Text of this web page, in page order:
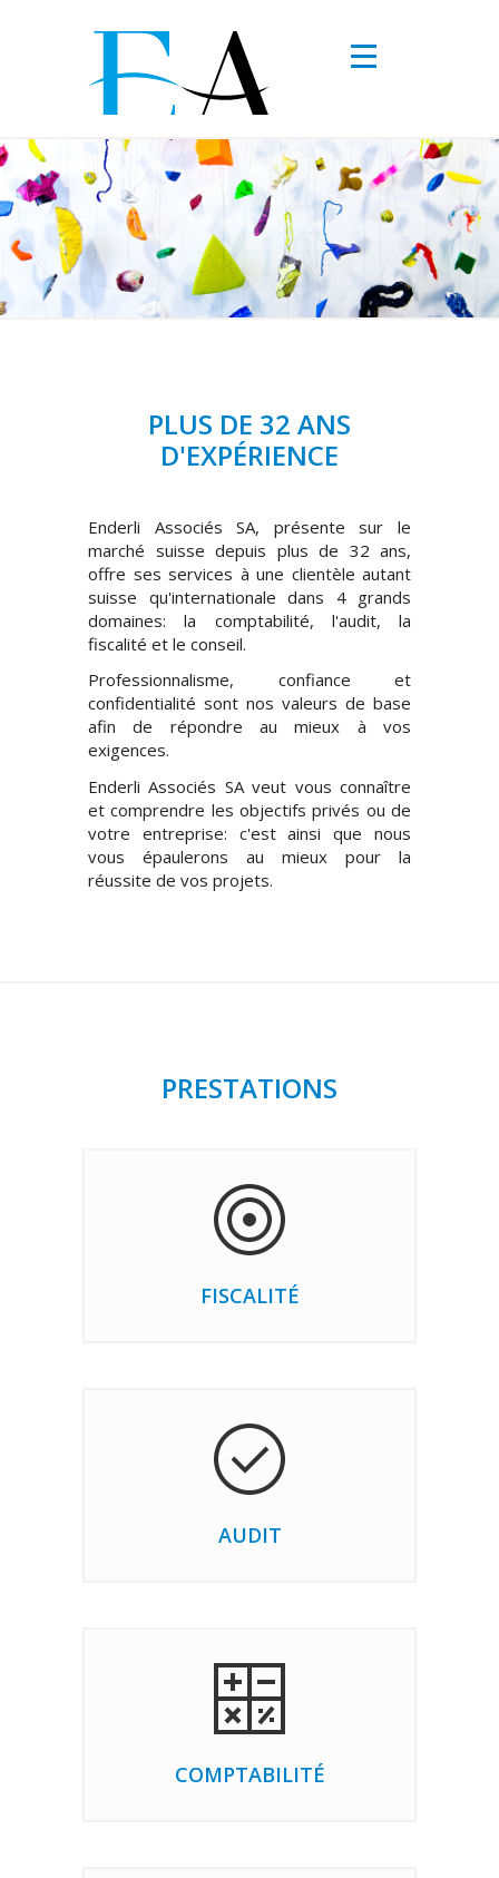
PLUS DE 32 ANS
D'EXPÉRIENCE
Enderli Associés SA, présente sur le
marché suisse depuis plus de 32 ans,
offre ses services à une clientèle autant
suisse qu'internationale dans 4 grands
domaines: la comptabilité, l'audit, la
fiscalité et le conseil.
Professionnalisme, confiance et
confidentialité sont nos valeurs de base
afin de répondre au mieux à vos
exigences.
Enderli Associés SA veut vous connaître
et comprendre les objectifs privés ou de
votre entreprise: c'est ainsi que nous
vous épaulerons au mieux pour la
réussite de vos projets.
PRESTATIONS
FISCALITÉ
AUDIT
COMPTABILITÉ